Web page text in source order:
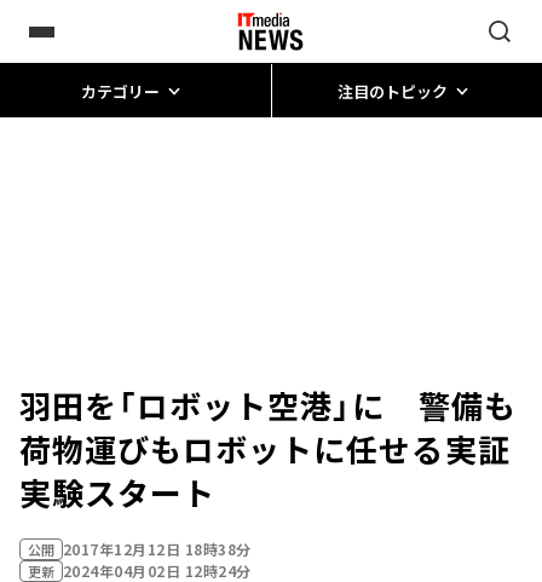
カテゴリー 注目のトピック
羽田を「ロボット空港」に 警備も
荷物運びもロボットに任せる実証
実験スタート
公開 2017年12月12日 18時38分
更新 2024年04月02日 12時24分